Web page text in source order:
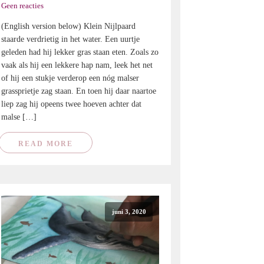
Geen reacties
(English version below) Klein Nijlpaard
staarde verdrietig in het water. Een uurtje
geleden had hij lekker gras staan eten. Zoals zo
vaak als hij een lekkere hap nam, leek het net
of hij een stukje verderop een nóg malser
grassprietje zag staan. En toen hij daar naartoe
liep zag hij opeens twee hoeven achter dat
malse […]
READ MORE
juni 3, 2020